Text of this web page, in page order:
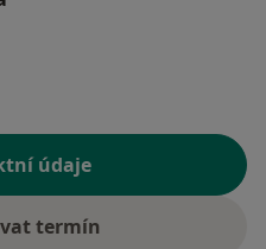
údaje
termín